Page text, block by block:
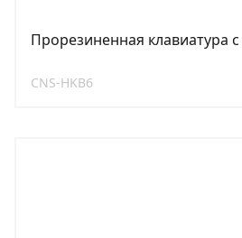
Прорезиненная клавиатура
CNS-HKB6